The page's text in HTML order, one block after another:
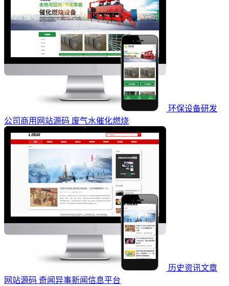
环保设备研发
公司商用网站源码 废气水催化燃烧
历史资讯文章
网站源码 奇闻异事新闻信息平台